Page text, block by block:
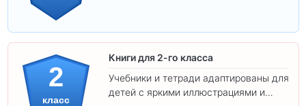
2
класс
Книги для 2-го класса
Учебники и тетради адаптированы для
детей с яркими иллюстрациями и